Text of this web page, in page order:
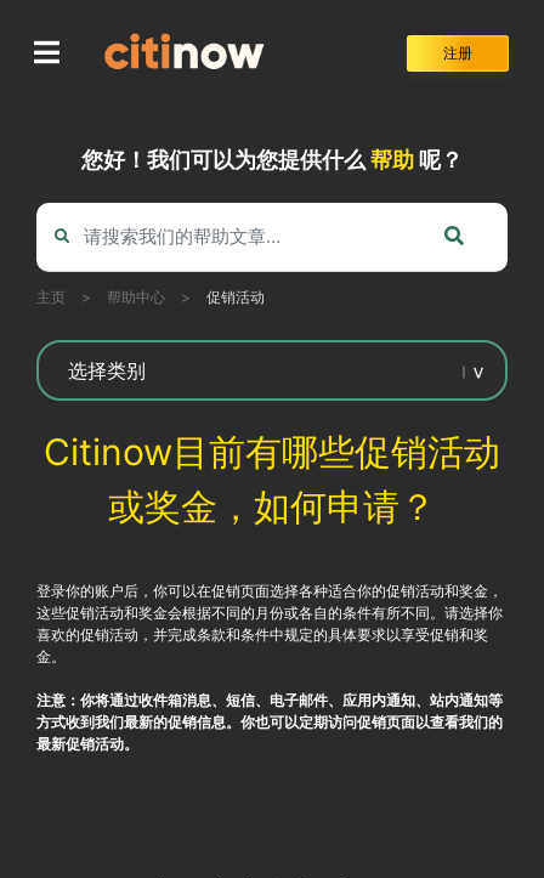
content
注册
您好！我们可以为您提供什么 帮助呢？
主页 > 帮助中心 > 促销活动
Citinow目前有哪些促销活动
或奖金，如何申请？
登录你的账户后，你可以在促销页面选择各种适合你的促销活动和奖金，
这些促销活动和奖金会根据不同的月份或各自的条件有所不同。请选择你
喜欢的促销活动，并完成条款和条件中规定的具体要求以享受促销和奖
金。
注意：你将通过收件箱消息、短信、电子邮件、应用内通知、站内通知等
方式收到我们最新的促销信息。你也可以定期访问促销页面以查看我们的
最新促销活动。